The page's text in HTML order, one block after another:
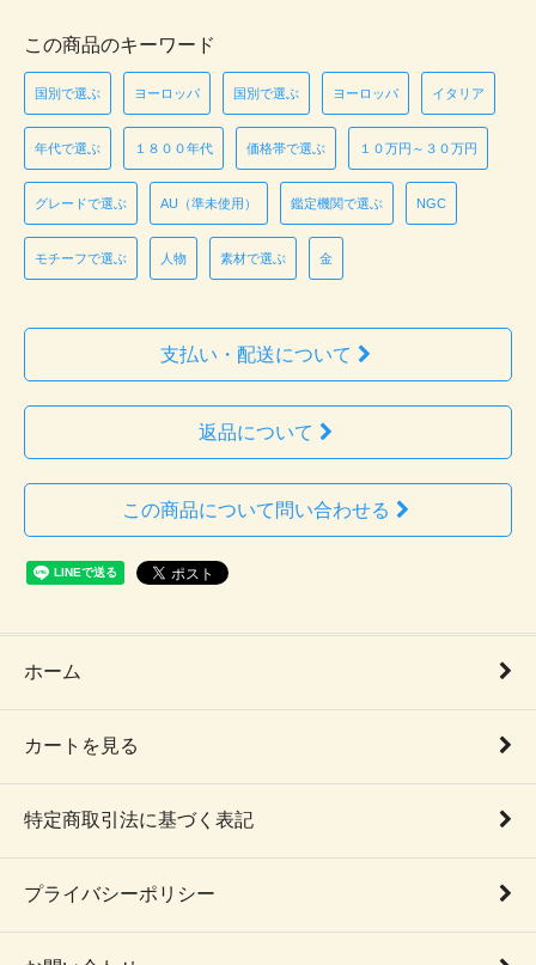
この商品のキーワード
国別で選ぶ ヨーロッパ 国別で選ぶ ヨーロッパ イタリア
年代で選ぶ １８００年代 価格帯で選ぶ １０万円～３０万円
グレードで選ぶ AU（準未使用） 鑑定機関で選ぶ NGC
モチーフで選ぶ 人物 素材で選ぶ 金
支払い・配送について
返品について
この商品について問い合わせる
ホーム
カートを見る
特定商取引法に基づく表記
プライバシーポリシー